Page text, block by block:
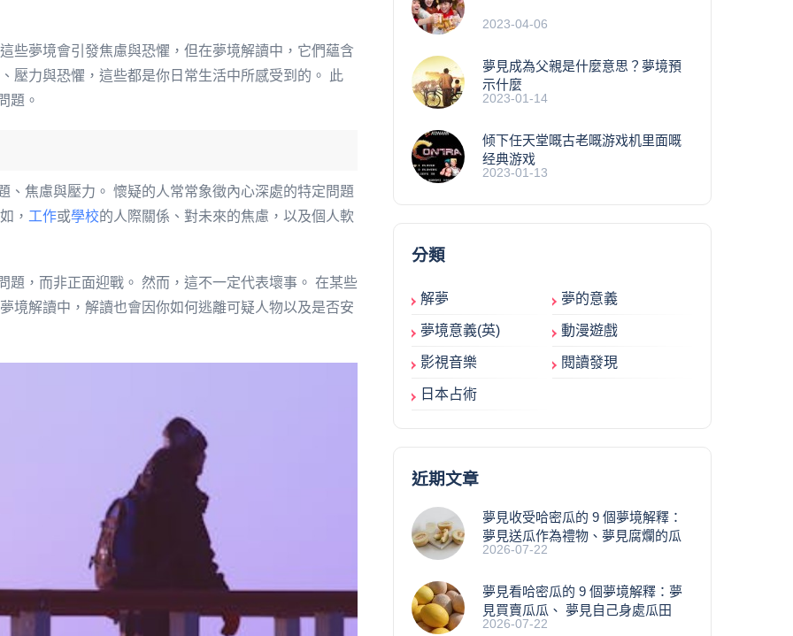
些夢境會引發焦慮與恐懼，但在夢境解讀中，它們蘊含
壓力與恐懼，這些都是你日常生活中所感受到的。 此
題。
、焦慮與壓力。 懷疑的人常常象徵內心深處的特定問題
， 工作或學校的人際關係、對未來的焦慮，以及個人軟
題，而非正面迎戰。 然而，這不一定代表壞事。 在某些
境解讀中，解讀也會因你如何逃離可疑人物以及是否安
2023-04-06
夢見成為父親是什麼意思？夢境預
示什麼
2023-01-14
倾下任天堂嘅古老嘅游戏机里面嘅
经典游戏
2023-01-13
分類
解夢 夢的意義
夢境意義(英) 動漫遊戲
影視音樂 閱讀發現
日本占術
近期文章
夢見收受哈密瓜的 9 個夢境解釋：
夢見送瓜作為禮物、夢見腐爛的瓜
2026-07-22
夢見看哈密瓜的 9 個夢境解釋：夢
見買賣瓜瓜、 夢見自己身處瓜田
2026-07-22